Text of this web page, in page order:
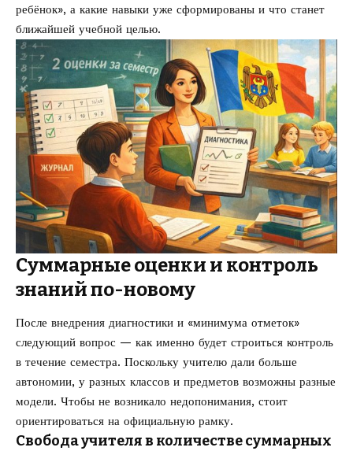
ребёнок», а какие навыки уже сформированы и что станет
ближайшей учебной целью.
Суммарные оценки и контроль
знаний по-новому
После внедрения диагностики и «минимума отметок»
следующий вопрос — как именно будет строиться контроль
в течение семестра. Поскольку учителю дали больше
автономии, у разных классов и предметов возможны разные
модели. Чтобы не возникало недопонимания, стоит
ориентироваться на официальную рамку.
Свобода учителя в количестве суммарных